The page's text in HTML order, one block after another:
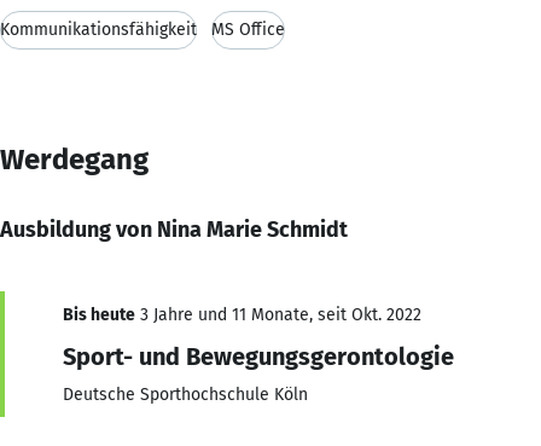
Kommunikationsfähigkeit MS Office
Werdegang
Ausbildung von Nina Marie Schmidt
Bis heute 3 Jahre und 11 Monate, seit Okt. 2022
Sport- und Bewegungsgerontologie
Deutsche Sporthochschule Köln